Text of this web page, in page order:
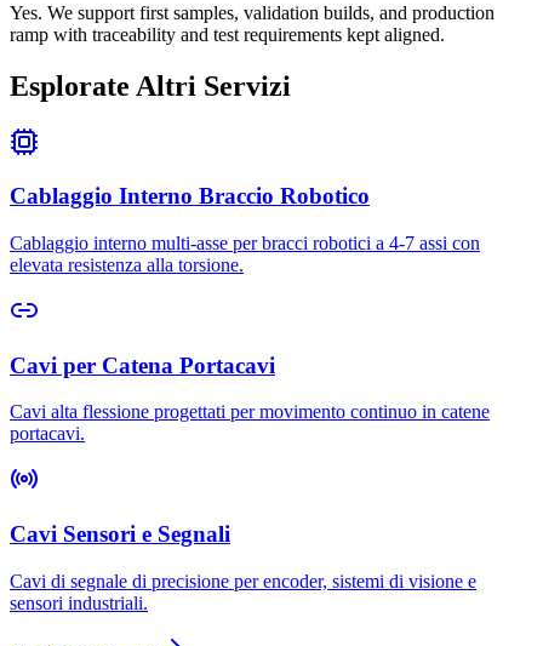
Yes. We support first samples, validation builds, and production
ramp with traceability and test requirements kept aligned.
Esplorate Altri Servizi
Cablaggio Interno Braccio Robotico
Cablaggio interno multi-asse per bracci robotici a 4-7 assi con
elevata resistenza alla torsione.
Cavi per Catena Portacavi
Cavi alta flessione progettati per movimento continuo in catene
portacavi.
Cavi Sensori e Segnali
Cavi di segnale di precisione per encoder, sistemi di visione e
sensori industriali.